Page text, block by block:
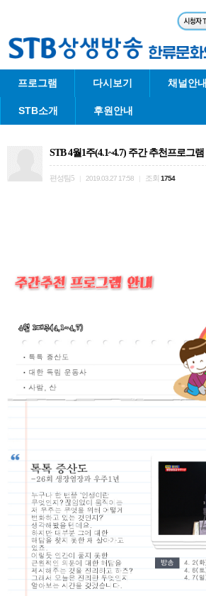
프로그램 다시보기 채널안내
STB소개 후원안내
STB 4월1주(4.1~4.7) 주간 추천프로그램
편성팀5 2019.03.27 17:58 조회 1754